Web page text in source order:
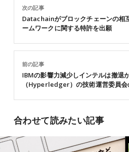
前の記事
IBMの影響力減少しインテルは撤退
（Hyperledger）の技術運営委員会
次の記事
Datachainがブロックチェーンの相
ームワークに関する特許を出願
合わせて読みたい記事